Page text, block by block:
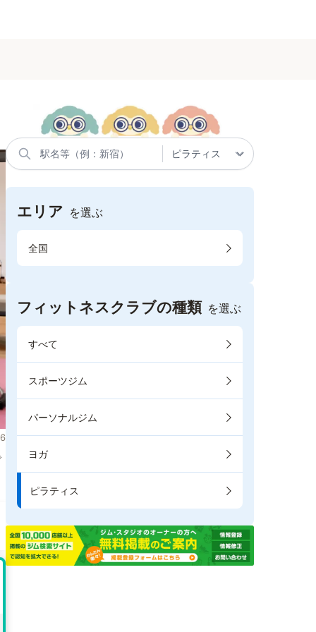
エリア を選ぶ
全国
フィットネスクラブの種類 を選ぶ
すべて
スポーツジム
パーソナルジム
ヨガ
ピラティス